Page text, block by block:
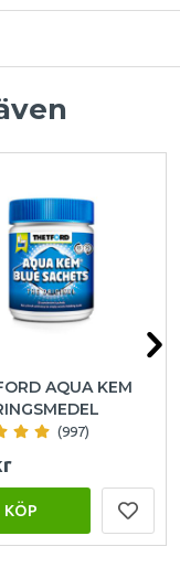
AQUA KEM
(997)
KÖP